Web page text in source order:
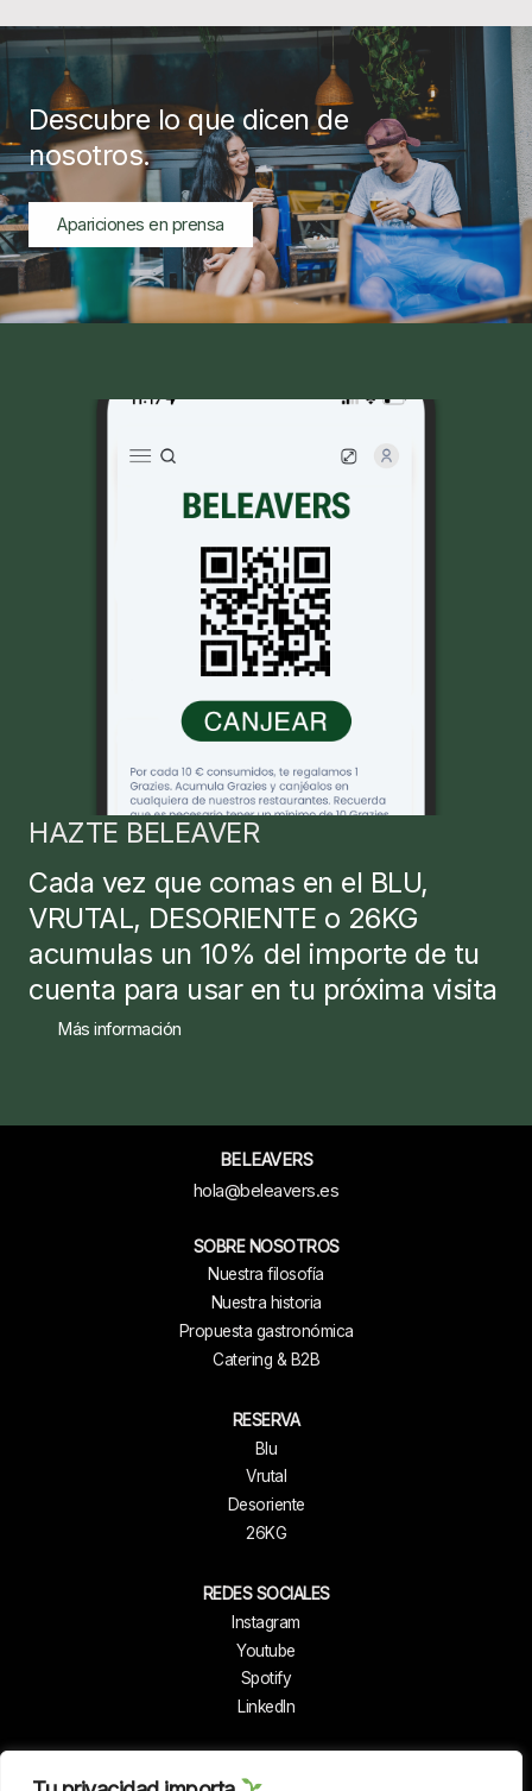
Descubre lo que dicen de
nosotros.
Apariciones en prensa
HAZTE BELEAVER
Cada vez que comas en el BLU,
VRUTAL, DESORIENTE o 26KG
acumulas un 10% del importe de tu
cuenta para usar en tu próxima visita
Más información
BELEAVERS
hola@beleavers.es
SOBRE NOSOTROS
Nuestra filosofía
Nuestra historia
Propuesta gastronómica
Catering & B2B
RESERVA
Blu
Vrutal
Desoriente
26KG
REDES SOCIALES
Instagram
Youtube
Spotify
LinkedIn